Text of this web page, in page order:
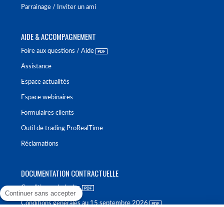
Parrainage / Inviter un ami
AIDE & ACCOMPAGNEMENT
Foire aux questions / Aide
Assistance
Espace actualités
Espace webinaires
Formulaires clients
Outil de trading ProRealTime
Réclamations
DOCUMENTATION CONTRACTUELLE
Conditions générales
Conditions générales au 15 septembre 2026
Continuer sans accepter